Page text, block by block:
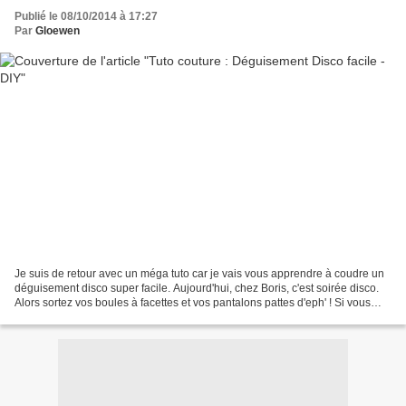
Publié le 08/10/2014 à 17:27
Par Gloewen
Je suis de retour avec un méga tuto car je vais vous apprendre à coudre un
déguisement disco super facile. Aujourd'hui, chez Boris, c'est soirée disco.
Alors sortez vos boules à facettes et vos pantalons pattes d'eph' ! Si vous